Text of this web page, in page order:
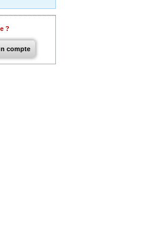
?
compte